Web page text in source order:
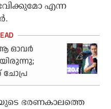
എന്ന
ഓവര്‍
ചോപ്ര
ഭരണകാലത്തെ